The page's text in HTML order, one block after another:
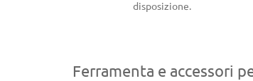
disposizione.
Ferramenta e accessori